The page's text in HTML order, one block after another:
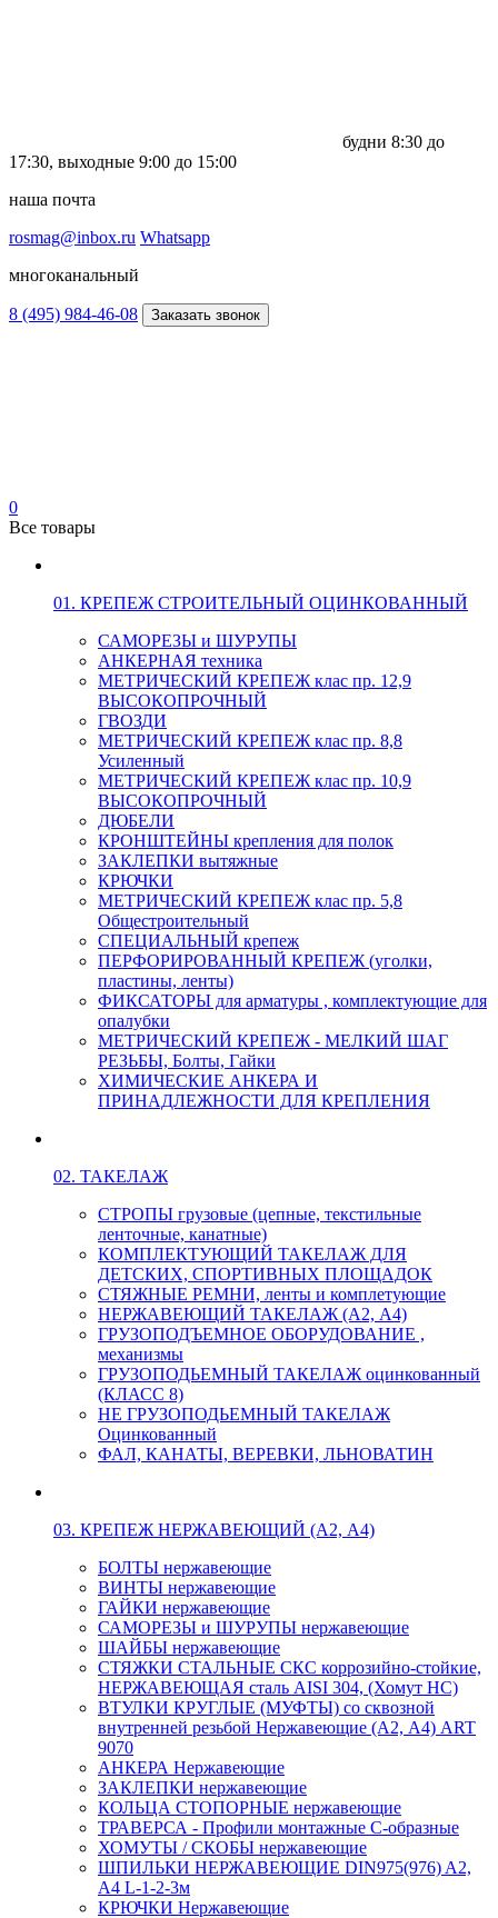
будни 8:30 до
17:30, выходные 9:00 до 15:00
наша почта
rosmag@inbox.ru Whatsapp
многоканальный
8 (495) 984-46-08 Заказать звонок
0
Все товары
01. КРЕПЕЖ СТРОИТЕЛЬНЫЙ ОЦИНКОВАННЫЙ
САМОРЕЗЫ и ШУРУПЫ
АНКЕРНАЯ техника
МЕТРИЧЕСКИЙ КРЕПЕЖ клас пр. 12,9
ВЫСОКОПРОЧНЫЙ
ГВОЗДИ
МЕТРИЧЕСКИЙ КРЕПЕЖ клас пр. 8,8
Усиленный
МЕТРИЧЕСКИЙ КРЕПЕЖ клас пр. 10,9
ВЫСОКОПРОЧНЫЙ
ДЮБЕЛИ
КРОНШТЕЙНЫ крепления для полок
ЗАКЛЕПКИ вытяжные
КРЮЧКИ
МЕТРИЧЕСКИЙ КРЕПЕЖ клас пр. 5,8
Общестроительный
СПЕЦИАЛЬНЫЙ крепеж
ПЕРФОРИРОВАННЫЙ КРЕПЕЖ (уголки,
пластины, ленты)
ФИКСАТОРЫ для арматуры , комплектующие для
опалубки
МЕТРИЧЕСКИЙ КРЕПЕЖ - МЕЛКИЙ ШАГ
РЕЗЬБЫ, Болты, Гайки
ХИМИЧЕСКИЕ АНКЕРА И
ПРИНАДЛЕЖНОСТИ ДЛЯ КРЕПЛЕНИЯ
02. ТАКЕЛАЖ
СТРОПЫ грузовые (цепные, текстильные
ленточные, канатные)
КОМПЛЕКТУЮЩИЙ ТАКЕЛАЖ ДЛЯ
ДЕТСКИХ, СПОРТИВНЫХ ПЛОЩАДОК
СТЯЖНЫЕ РЕМНИ, ленты и комплетующие
НЕРЖАВЕЮЩИЙ ТАКЕЛАЖ (А2, А4)
ГРУЗОПОДЪЕМНОЕ ОБОРУДОВАНИЕ ,
механизмы
ГРУЗОПОДЬЕМНЫЙ ТАКЕЛАЖ оцинкованный
(КЛАСС 8)
НЕ ГРУЗОПОДЬЕМНЫЙ ТАКЕЛАЖ
Оцинкованный
ФАЛ, КАНАТЫ, ВЕРЕВКИ, ЛЬНОВАТИН
03. КРЕПЕЖ НЕРЖАВЕЮЩИЙ (А2, А4)
БОЛТЫ нержавеющие
ВИНТЫ нержавеющие
ГАЙКИ нержавеющие
САМОРЕЗЫ и ШУРУПЫ нержавеющие
ШАЙБЫ нержавеющие
СТЯЖКИ СТАЛЬНЫЕ СКС коррозийно-стойкие,
НЕРЖАВЕЮЩАЯ сталь AISI 304, (Хомут НС)
ВТУЛКИ КРУГЛЫЕ (МУФТЫ) со сквозной
внутренней резьбой Нержавеющие (А2, А4) ART
9070
АНКЕРА Нержавеющие
ЗАКЛЕПКИ нержавеющие
КОЛЬЦА СТОПОРНЫЕ нержавеющие
ТРАВЕРСА - Профили монтажные С-образные
ХОМУТЫ / СКОБЫ нержавеющие
ШПИЛЬКИ НЕРЖАВЕЮЩИЕ DIN975(976) A2,
А4 L-1-2-3м
КРЮЧКИ Нержавеющие